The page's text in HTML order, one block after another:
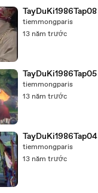
TayDuKi1986Tap08
tiemmongparis
13 năm trước
TayDuKi1986Tap05
tiemmongparis
13 năm trước
TayDuKi1986Tap04
tiemmongparis
13 năm trước